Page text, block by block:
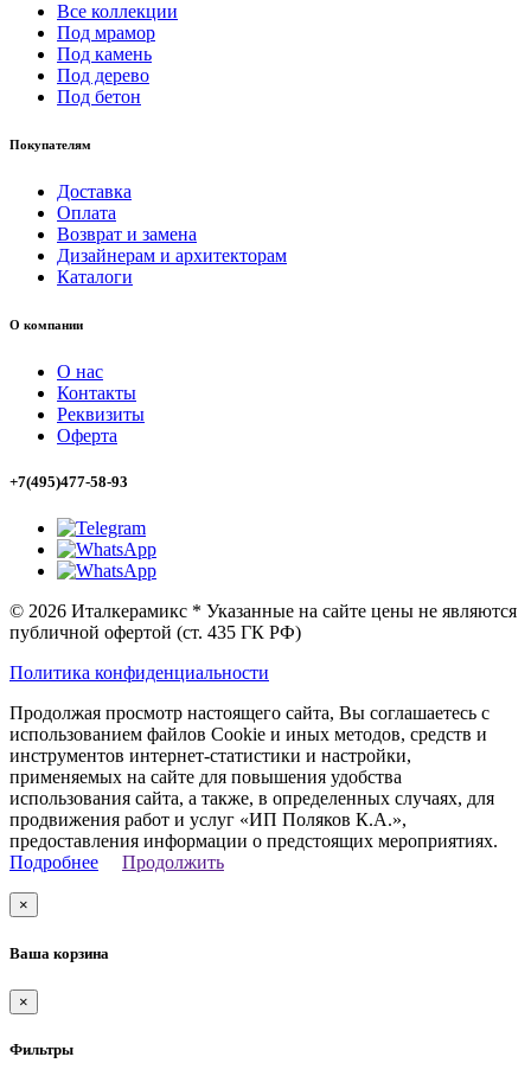
Все коллекции
Под мрамор
Под камень
Под дерево
Под бетон
Покупателям
Доставка
Оплата
Возврат и замена
Дизайнерам и архитекторам
Каталоги
О компании
О нас
Контакты
Реквизиты
Оферта
+7(495)477-58-93
© 2026 Италкерамикс * Указанные на сайте цены не являются
публичной офертой (ст. 435 ГК РФ)
Политика конфиденциальности
Продолжая просмотр настоящего сайта, Вы соглашаетесь с
использованием файлов Cookie и иных методов, средств и
инструментов интернет-статистики и настройки,
применяемых на сайте для повышения удобства
использования сайта, а также, в определенных случаях, для
продвижения работ и услуг «ИП Поляков К.А.»,
предоставления информации о предстоящих мероприятиях.
Подробнее
Продолжить
×
Ваша корзина
×
Фильтры